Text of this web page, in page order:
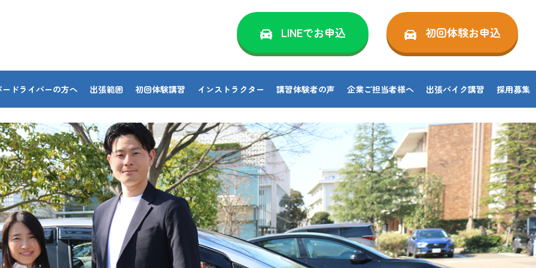
LINEでお申込 初回体験お申込
ドライバーの方へ 出張範囲 初回体験講習 インストラクター 講習体験者の声 企業ご担当者様へ 出張バイク講習 採用募集